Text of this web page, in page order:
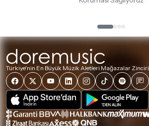
Türkiye'nin En Büyük Müzik Aletleri Mağazalar Zinciri